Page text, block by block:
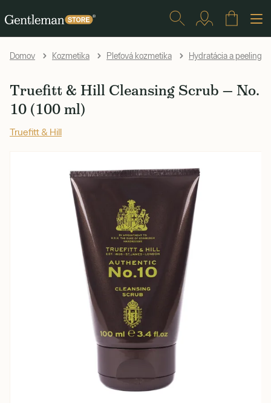
Domov Kozmetika Pleťová kozmetika Hydratácia a peelingy
Truefitt & Hill Cleansing Scrub — No.
10 (100 ml)
Truefitt & Hill